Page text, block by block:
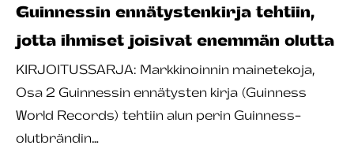
Guinnessin ennätystenkirja tehtiin,
jotta ihmiset joisivat enemmän olutta
KIRJOITUSSARJA: Markkinoinnin mainetekoja,
Osa 2 Guinnessin ennätysten kirja (Guinness
World Records) tehtiin alun perin Guinness-
olutbrändin…